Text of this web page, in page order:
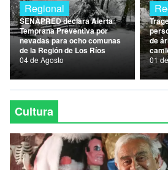
Regional
SENAPRED declara Alerta
Temprana Preventiva por
nevadas para ocho comunas
de la Región de Los Ríos
04 de Agosto
de
01
Cultura